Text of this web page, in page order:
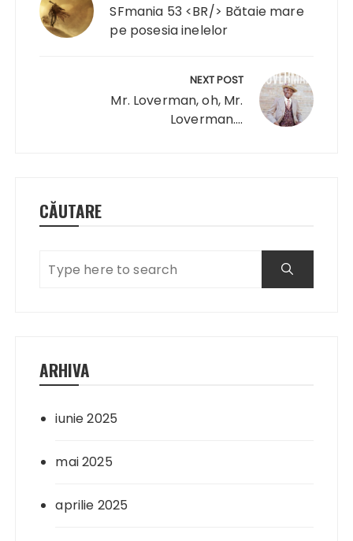
articole
SFmania 53 <BR/> Bătaie mare
pe posesia inelelor
NEXT POST
Mr. Loverman, oh, Mr.
Loverman….
CĂUTARE
ARHIVA
iunie 2025
mai 2025
aprilie 2025